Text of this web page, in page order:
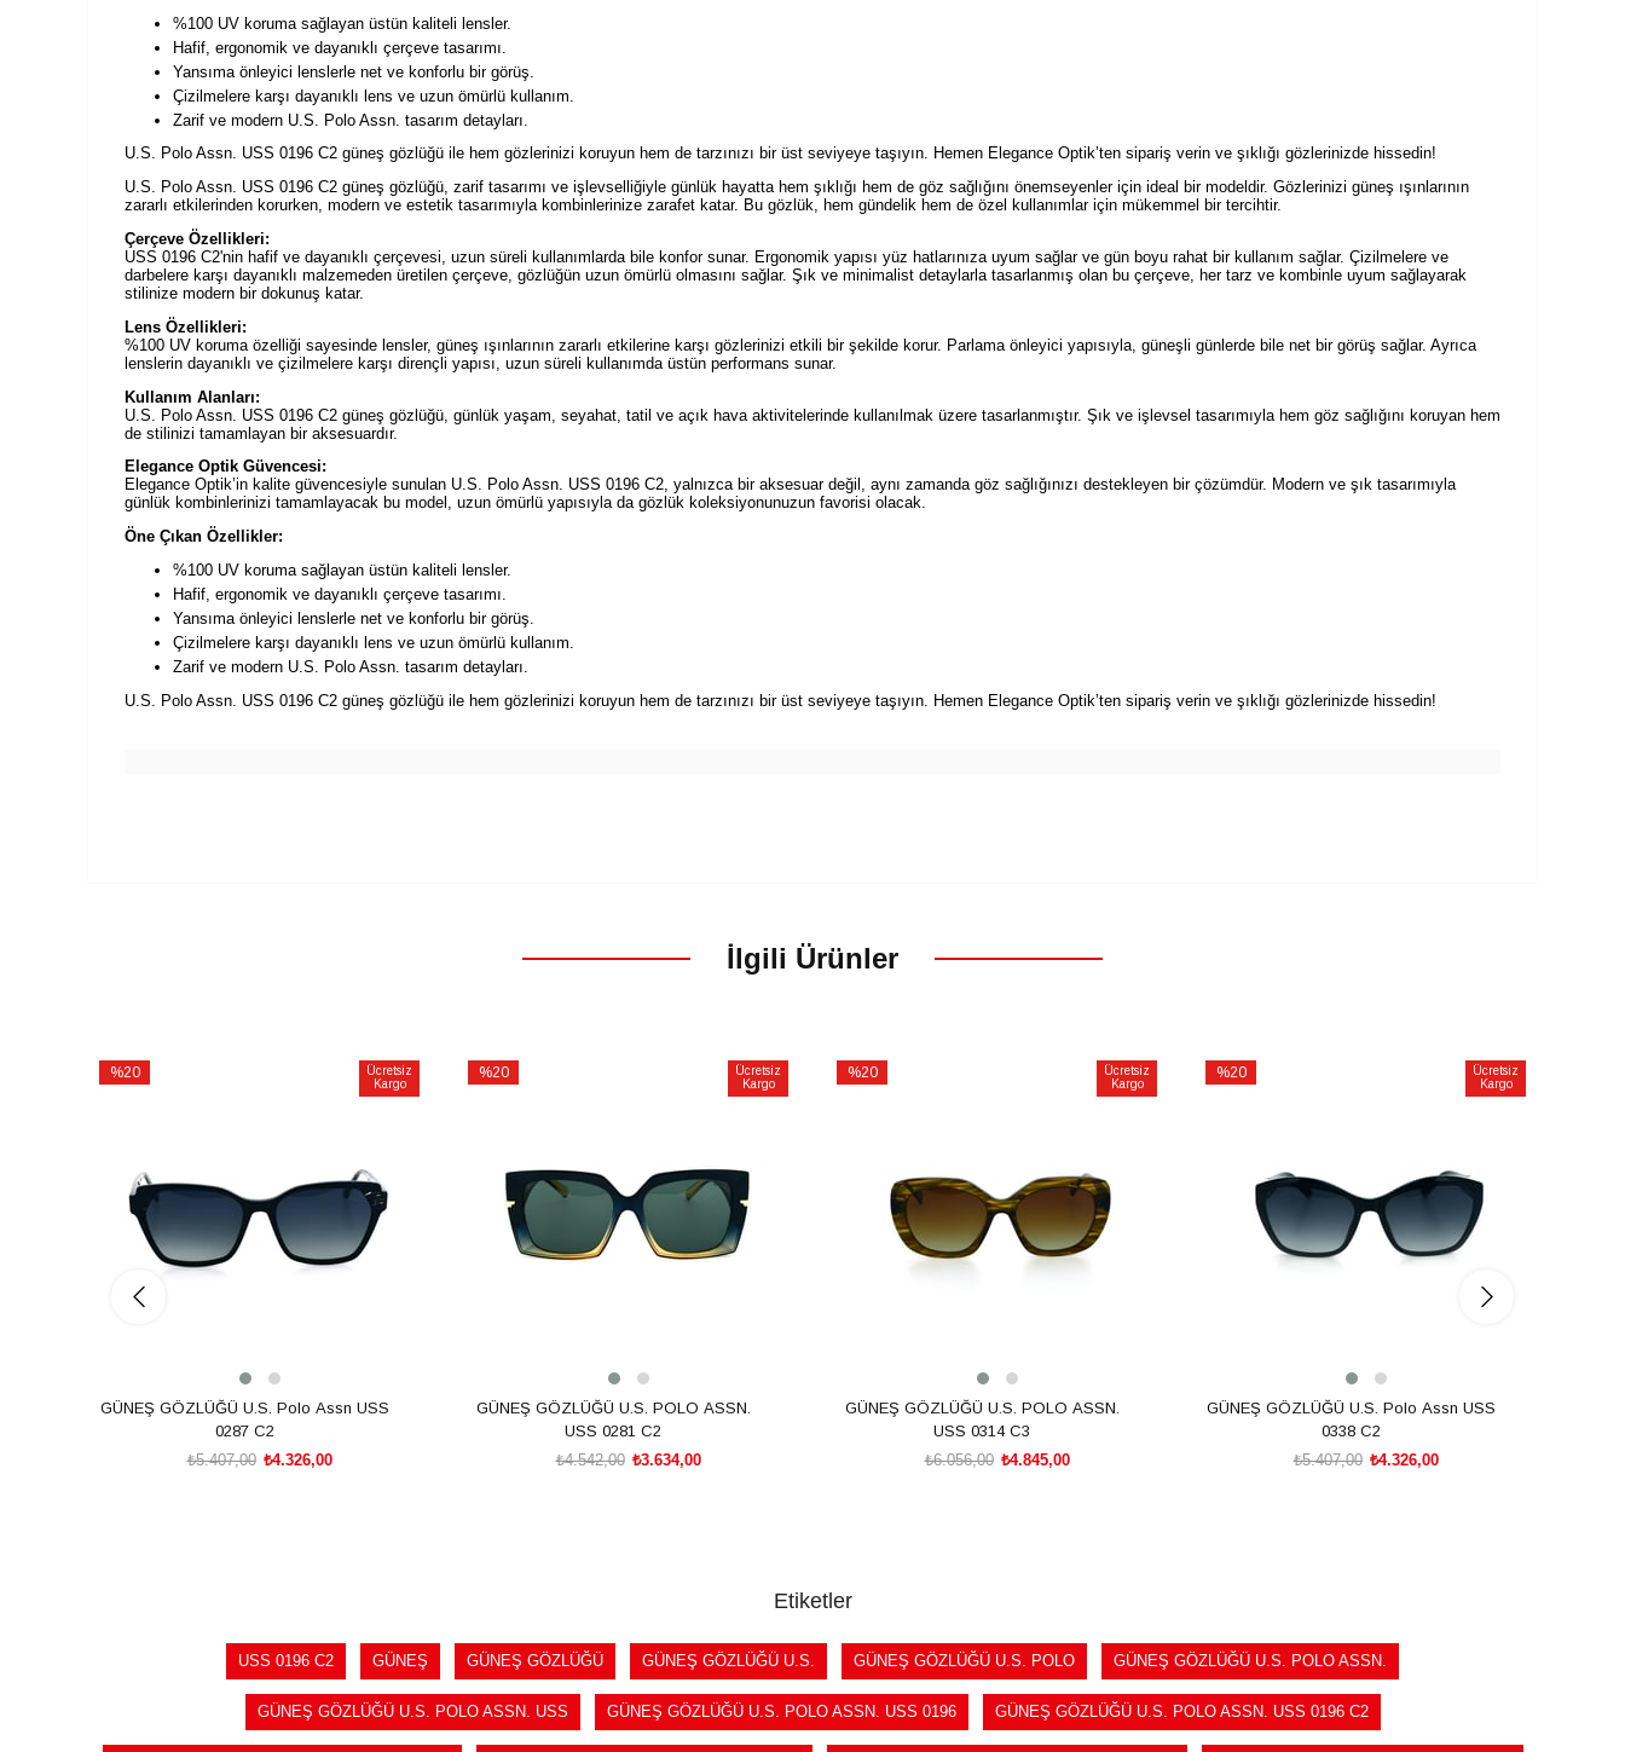
%100 UV koruma sağlayan üstün kaliteli lensler.
Hafif, ergonomik ve dayanıklı çerçeve tasarımı.
Yansıma önleyici lenslerle net ve konforlu bir görüş.
Çizilmelere karşı dayanıklı lens ve uzun ömürlü kullanım.
Zarif ve modern U.S. Polo Assn. tasarım detayları.
U.S. Polo Assn. USS 0196 C2 güneş gözlüğü ile hem gözlerinizi koruyun hem de tarzınızı bir üst seviyeye taşıyın. Hemen Elegance Optik’ten sipariş verin ve şıklığı gözlerinizde hissedin!
U.S. Polo Assn. USS 0196 C2 güneş gözlüğü, zarif tasarımı ve işlevselliğiyle günlük hayatta hem şıklığı hem de göz sağlığını önemseyenler için ideal bir modeldir. Gözlerinizi güneş ışınlarının
zararlı etkilerinden korurken, modern ve estetik tasarımıyla kombinlerinize zarafet katar. Bu gözlük, hem gündelik hem de özel kullanımlar için mükemmel bir tercihtir.
Çerçeve Özellikleri:
USS 0196 C2'nin hafif ve dayanıklı çerçevesi, uzun süreli kullanımlarda bile konfor sunar. Ergonomik yapısı yüz hatlarınıza uyum sağlar ve gün boyu rahat bir kullanım sağlar. Çizilmelere ve
darbelere karşı dayanıklı malzemeden üretilen çerçeve, gözlüğün uzun ömürlü olmasını sağlar. Şık ve minimalist detaylarla tasarlanmış olan bu çerçeve, her tarz ve kombinle uyum sağlayarak
stilinize modern bir dokunuş katar.
Lens Özellikleri:
%100 UV koruma özelliği sayesinde lensler, güneş ışınlarının zararlı etkilerine karşı gözlerinizi etkili bir şekilde korur. Parlama önleyici yapısıyla, güneşli günlerde bile net bir görüş sağlar. Ayrıca
lenslerin dayanıklı ve çizilmelere karşı dirençli yapısı, uzun süreli kullanımda üstün performans sunar.
Kullanım Alanları:
U.S. Polo Assn. USS 0196 C2 güneş gözlüğü, günlük yaşam, seyahat, tatil ve açık hava aktivitelerinde kullanılmak üzere tasarlanmıştır. Şık ve işlevsel tasarımıyla hem göz sağlığını koruyan hem
de stilinizi tamamlayan bir aksesuardır.
Elegance Optik Güvencesi:
Elegance Optik’in kalite güvencesiyle sunulan U.S. Polo Assn. USS 0196 C2, yalnızca bir aksesuar değil, aynı zamanda göz sağlığınızı destekleyen bir çözümdür. Modern ve şık tasarımıyla
günlük kombinlerinizi tamamlayacak bu model, uzun ömürlü yapısıyla da gözlük koleksiyonunuzun favorisi olacak.
Öne Çıkan Özellikler:
%100 UV koruma sağlayan üstün kaliteli lensler.
Hafif, ergonomik ve dayanıklı çerçeve tasarımı.
Yansıma önleyici lenslerle net ve konforlu bir görüş.
Çizilmelere karşı dayanıklı lens ve uzun ömürlü kullanım.
Zarif ve modern U.S. Polo Assn. tasarım detayları.
U.S. Polo Assn. USS 0196 C2 güneş gözlüğü ile hem gözlerinizi koruyun hem de tarzınızı bir üst seviyeye taşıyın. Hemen Elegance Optik’ten sipariş verin ve şıklığı gözlerinizde hissedin!
İlgili Ürünler
%20
Ücretsiz
Kargo
GÜNEŞ GÖZLÜĞÜ U.S. Polo Assn USS
0287 C2
₺4.326,00
₺5.407,00
%20
Ücretsiz
Kargo
GÜNEŞ GÖZLÜĞÜ U.S. POLO ASSN.
USS 0281 C2
₺3.634,00
₺4.542,00
%20
Ücretsiz
Kargo
GÜNEŞ GÖZLÜĞÜ U.S. POLO ASSN.
USS 0314 C3
₺4.845,00
₺6.056,00
%20
Ücretsiz
Kargo
GÜNEŞ GÖZLÜĞÜ U.S. Polo Assn USS
0338 C2
₺4.326,00
₺5.407,00
Etiketler
USS 0196 C2 GÜNEŞ GÜNEŞ GÖZLÜĞÜ GÜNEŞ GÖZLÜĞÜ U.S. GÜNEŞ GÖZLÜĞÜ U.S. POLO GÜNEŞ GÖZLÜĞÜ U.S. POLO ASSN.
GÜNEŞ GÖZLÜĞÜ U.S. POLO ASSN. USS GÜNEŞ GÖZLÜĞÜ U.S. POLO ASSN. USS 0196 GÜNEŞ GÖZLÜĞÜ U.S. POLO ASSN. USS 0196 C2